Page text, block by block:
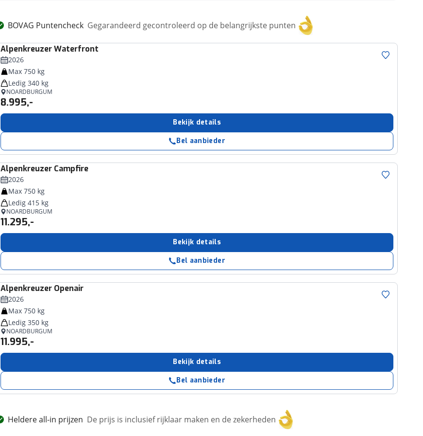
BOVAG Puntencheck Gegarandeerd gecontroleerd op de belangrijkste punten
Alpenkreuzer Waterfront
2026
Max 750 kg
Ledig 340 kg
NOARDBURGUM
8.995,-
Bekijk details
Bel aanbieder
Alpenkreuzer Campfire
2026
Max 750 kg
Ledig 415 kg
NOARDBURGUM
11.295,-
Bekijk details
Bel aanbieder
Alpenkreuzer Openair
2026
Max 750 kg
Ledig 350 kg
NOARDBURGUM
11.995,-
Bekijk details
Bel aanbieder
Heldere all-in prijzen De prijs is inclusief rijklaar maken en de zekerheden